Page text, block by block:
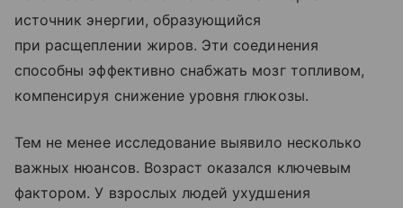
источник энергии, образующийся
при расщеплении жиров. Эти соединения
способны эффективно снабжать мозг топливом,
компенсируя снижение уровня глюкозы.
Тем не менее исследование выявило несколько
важных нюансов. Возраст оказался ключевым
фактором. У взрослых людей ухудшения